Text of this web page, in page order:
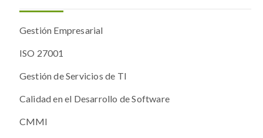
Gestión Empresarial
ISO 27001
Gestión de Servicios de TI
Calidad en el Desarrollo de Software
CMMI